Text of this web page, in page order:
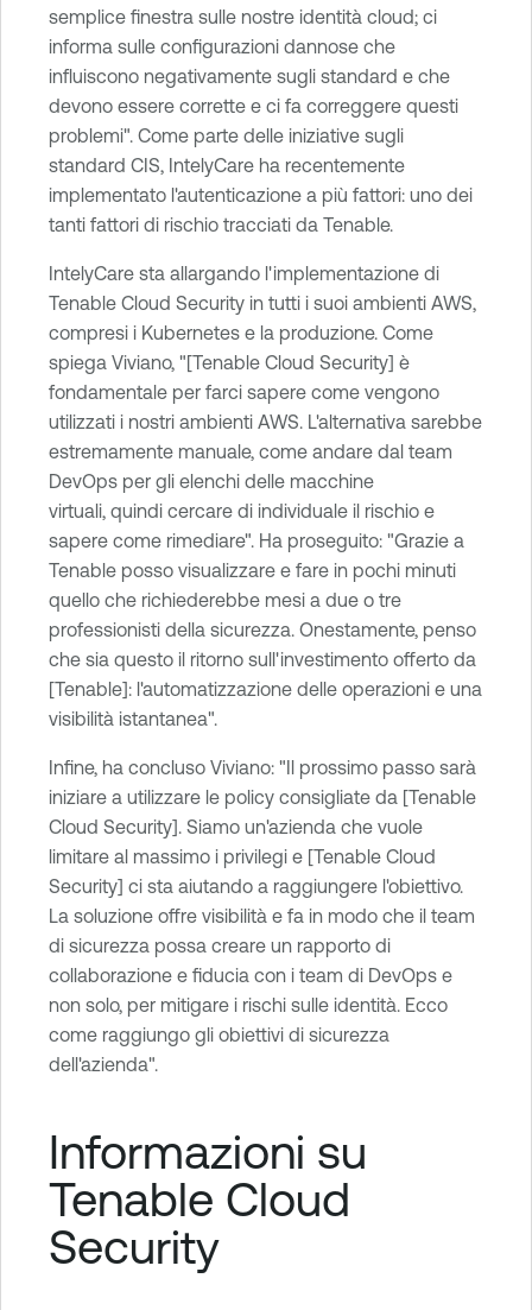
semplice finestra sulle nostre identità cloud; ci
informa sulle configurazioni dannose che
influiscono negativamente sugli standard e che
devono essere corrette e ci fa correggere questi
problemi". Come parte delle iniziative sugli
standard CIS, IntelyCare ha recentemente
implementato l'autenticazione a più fattori: uno dei
tanti fattori di rischio tracciati da Tenable.
IntelyCare sta allargando l'implementazione di
Tenable Cloud Security in tutti i suoi ambienti AWS,
compresi i Kubernetes e la produzione. Come
spiega Viviano, "[Tenable Cloud Security] è
fondamentale per farci sapere come vengono
utilizzati i nostri ambienti AWS. L'alternativa sarebbe
estremamente manuale, come andare dal team
DevOps per gli elenchi delle macchine
virtuali, quindi cercare di individuale il rischio e
sapere come rimediare". Ha proseguito: "Grazie a
Tenable posso visualizzare e fare in pochi minuti
quello che richiederebbe mesi a due o tre
professionisti della sicurezza. Onestamente, penso
che sia questo il ritorno sull'investimento offerto da
[Tenable]: l'automatizzazione delle operazioni e una
visibilità istantanea".
Infine, ha concluso Viviano: "Il prossimo passo sarà
iniziare a utilizzare le policy consigliate da [Tenable
Cloud Security]. Siamo un'azienda che vuole
limitare al massimo i privilegi e [Tenable Cloud
Security] ci sta aiutando a raggiungere l'obiettivo.
La soluzione offre visibilità e fa in modo che il team
di sicurezza possa creare un rapporto di
collaborazione e fiducia con i team di DevOps e
non solo, per mitigare i rischi sulle identità. Ecco
come raggiungo gli obiettivi di sicurezza
dell'azienda".
Informazioni su
Tenable Cloud
Security